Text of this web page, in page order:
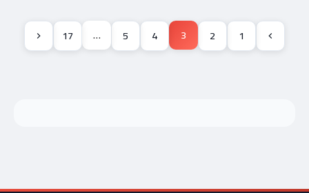
1
2
3
4
5
…
17